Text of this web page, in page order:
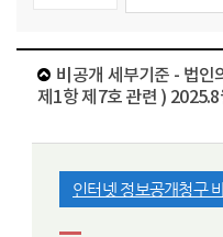
동비공개 세부기준 - 법인
제1항 제7호 관련 )
인터넷 정보공개청구